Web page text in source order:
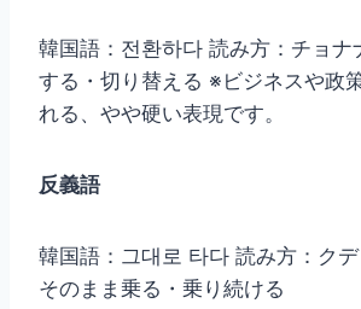
韓国語：전환하다 読み方：チョナ
する・切り替える ※ビジネスや政
れる、やや硬い表現です。
反義語
韓国語：그대로 타다 読み方：クデ
そのまま乗る・乗り続ける